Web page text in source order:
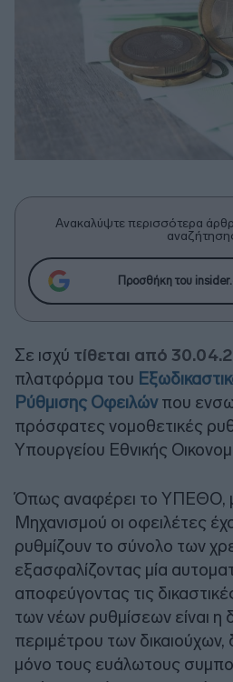
Ανακαλύψτε περισσότερα
Προσθήκη του
Σε ισχύ τίθεται από
πλατφόρμα του
Ρύθμισης Οφειλώνπου
πρόσφατες νομοθετικές
Υπουργείου Εθνικής
Όπως αναφέρει το ΥΠΕΘΟ,
Μηχανισμού οι οφειλέτες
ρυθμίζουν το σύνολο των
εξασφαλίζοντας μία
αποφεύγοντας τις
των νέων ρυθμίσεων είναι η
περιμέτρου των δικαιούχων,
μόνο τους ευάλωτους